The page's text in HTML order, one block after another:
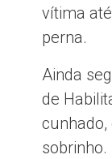
vítima
perna.
Ainda
de
sobrinho.